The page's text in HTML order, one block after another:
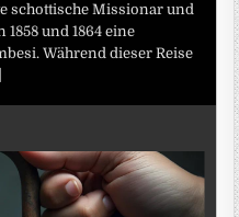
schottische Missionar und
und 1864 eine
Während dieser Reise